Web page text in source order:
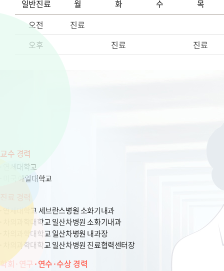
일반진료 월 화 수
목
오전
진료
오후
진료 진료
교수 경력
연세대학교
미국 예일대학교
연세대학교 세브란스병원 소화기내과
차의과학대학교 일산차병원 소화기내과
차의과학대학교 일산차병원 내과장
차의과학대학교 일산차병원 진료협력센터장
학회·연구·연수·수상 경력